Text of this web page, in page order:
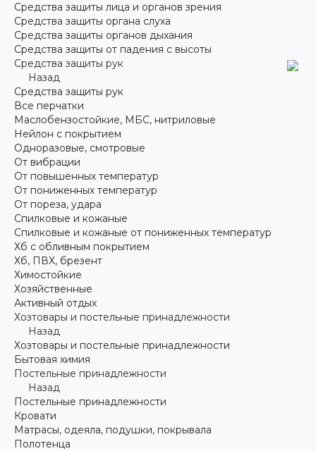
Средства защиты лица и органов зрения
Средства защиты органа слуха
Средства защиты органов дыхания
Средства защиты от падения с высоты
Средства защиты рук
Назад
Средства защиты рук
Все перчатки
Маслобензостойкие, МБС, нитриловые
Нейлон с покрытием
Одноразовые, смотровые
От вибрации
От повышенных температур
От пониженных температур
От пореза, удара
Спилковые и кожаные
Спилковые и кожаные от пониженных температур
Хб с обливным покрытием
Хб, ПВХ, брезент
Химостойкие
Хозяйственные
Активный отдых
Хозтовары и постельные принадлежности
Назад
Хозтовары и постельные принадлежности
Бытовая химия
Постельные принадлежности
Назад
Постельные принадлежности
Кровати
Матрасы, одеяла, подушки, покрывала
Полотенца